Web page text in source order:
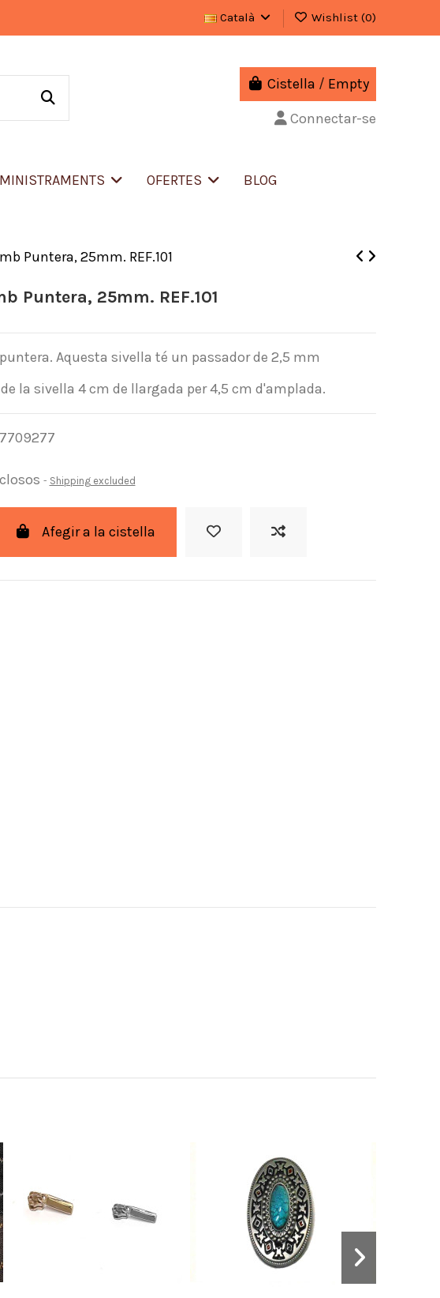
Català Wishlist (0)
Cistella / Empty
Connectar-se
OFERTES BLOG
Puntera, 25mm. REF.101
Puntera, 25mm. REF.101
Aquesta sivella té un passador de 2,5 mm
la sivella 4 cm de llargada per 4,5 cm d'amplada.
Shipping excluded
Afegir a la cistella